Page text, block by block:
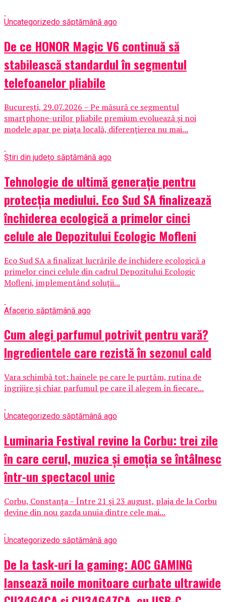
Uncategorizedo săptămână ago
De ce HONOR Magic V6 continuă să
stabilească standardul în segmentul
telefoanelor pliabile
București, 29.07.2026 – Pe măsură ce segmentul
smartphone-urilor pliabile premium evoluează și noi
modele apar pe piața locală, diferențierea nu mai...
Știri din județo săptămână ago
Tehnologie de ultimă generație pentru
protecția mediului. Eco Sud SA finalizează
închiderea ecologică a primelor cinci
celule ale Depozitului Ecologic Mofleni
Eco Sud SA a finalizat lucrările de închidere ecologică a
primelor cinci celule din cadrul Depozitului Ecologic
Mofleni, implementând soluții...
Afacerio săptămână ago
Cum alegi parfumul potrivit pentru vară?
Ingredientele care rezistă în sezonul cald
Vara schimbă tot: hainele pe care le purtăm, rutina de
îngrijire și chiar parfumul pe care îl alegem în fiecare...
Uncategorizedo săptămână ago
Luminaria Festival revine la Corbu: trei zile
în care cerul, muzica și emoția se întâlnesc
într-un spectacol unic
Corbu, Constanța – Între 21 și 23 august, plaja de la Corbu
devine din nou gazda unuia dintre cele mai...
Uncategorizedo săptămână ago
De la task-uri la gaming: AOC GAMING
lansează noile monitoare curbate ultrawide